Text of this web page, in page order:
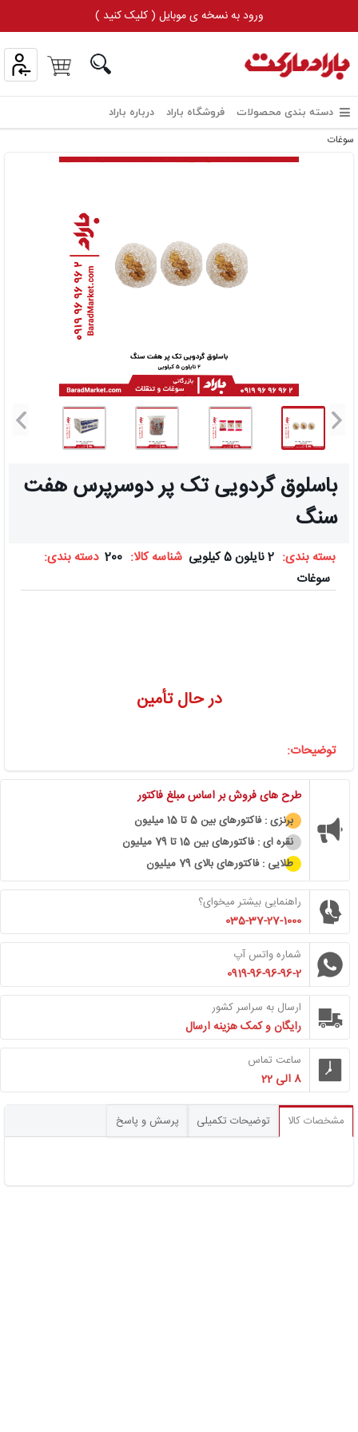
ورود به نسخه ی موبایل ( کلیک کنید )
دسته بندی محصولات فروشگاه باراد درباره باراد
سوغات
باسلوق گردویی تک پر دوسرپرس هفت
سنگ
بسته بندی: 2 نایلون 5 کیلویی شناسه کالا: 200 دسته بندی:
سوغات
در حال تأمین
توضیحات:
طرح های فروش بر اساس مبلغ فاکتور
برنزی : فاکتورهای بین 5 تا 15 میلیون
نقره ای : فاکتورهای بین 15 تا 79 میلیون
طلایی : فاکتورهای بالای 79 میلیون
راهنمایی بیشتر میخوای؟
035-37-27-1000
شماره واتس آپ
0919-96-96-96-2
ارسال به سراسر کشور
رایگان و کمک هزینه ارسال
ساعت تماس
8 الی 22
مشخصات کالا توضیحات تکمیلی پرسش و پاسخ